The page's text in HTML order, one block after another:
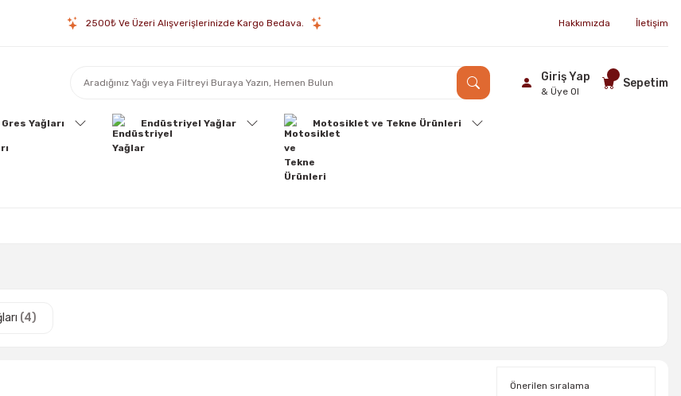
2500₺ Ve Üzeri Alışverişlerinizde Kargo Bedava. Hakkımızda İletişim
Giriş Yap
& Üye Ol
Sepetim
Gres Yağları Endüstriyel Yağlar Motosiklet ve Tekne Ürünleri
(4)